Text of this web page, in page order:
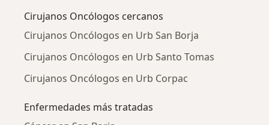
Cirujanos Oncólogos cercanos
Cirujanos Oncólogos en Urb San Borja
Cirujanos Oncólogos en Urb Santo Tomas
Cirujanos Oncólogos en Urb Corpac
Enfermedades más tratadas